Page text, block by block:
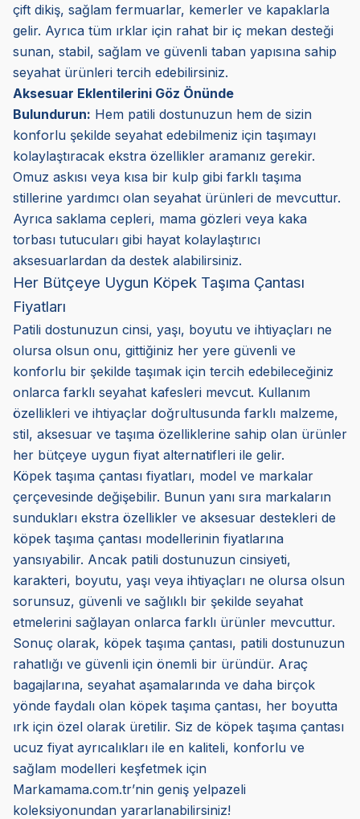
çift dikiş, sağlam fermuarlar, kemerler ve kapaklarla
gelir. Ayrıca tüm ırklar için rahat bir iç mekan desteği
sunan, stabil, sağlam ve güvenli taban yapısına sahip
seyahat ürünleri tercih edebilirsiniz.
Aksesuar Eklentilerini Göz Önünde
Bulundurun: Hem patili dostunuzun hem de sizin
konforlu şekilde seyahat edebilmeniz için taşımayı
kolaylaştıracak ekstra özellikler aramanız gerekir.
Omuz askısı veya kısa bir kulp gibi farklı taşıma
stillerine yardımcı olan seyahat ürünleri de mevcuttur.
Ayrıca saklama cepleri, mama gözleri veya kaka
torbası tutucuları gibi hayat kolaylaştırıcı
aksesuarlardan da destek alabilirsiniz.
Her Bütçeye Uygun Köpek Taşıma Çantası
Fiyatları
Patili dostunuzun cinsi, yaşı, boyutu ve ihtiyaçları ne
olursa olsun onu, gittiğiniz her yere güvenli ve
konforlu bir şekilde taşımak için tercih edebileceğiniz
onlarca farklı seyahat kafesleri mevcut. Kullanım
özellikleri ve ihtiyaçlar doğrultusunda farklı malzeme,
stil, aksesuar ve taşıma özelliklerine sahip olan ürünler
her bütçeye uygun fiyat alternatifleri ile gelir.
Köpek taşıma çantası fiyatları, model ve markalar
çerçevesinde değişebilir. Bunun yanı sıra markaların
sundukları ekstra özellikler ve aksesuar destekleri de
köpek taşıma çantası modellerinin fiyatlarına
yansıyabilir. Ancak patili dostunuzun cinsiyeti,
karakteri, boyutu, yaşı veya ihtiyaçları ne olursa olsun
sorunsuz, güvenli ve sağlıklı bir şekilde seyahat
etmelerini sağlayan onlarca farklı ürünler mevcuttur.
Sonuç olarak, köpek taşıma çantası, patili dostunuzun
rahatlığı ve güvenli için önemli bir üründür. Araç
bagajlarına, seyahat aşamalarında ve daha birçok
yönde faydalı olan köpek taşıma çantası, her boyutta
ırk için özel olarak üretilir. Siz de köpek taşıma çantası
ucuz fiyat ayrıcalıkları ile en kaliteli, konforlu ve
sağlam modelleri keşfetmek için
Markamama.com.tr’nin geniş yelpazeli
koleksiyonundan yararlanabilirsiniz!